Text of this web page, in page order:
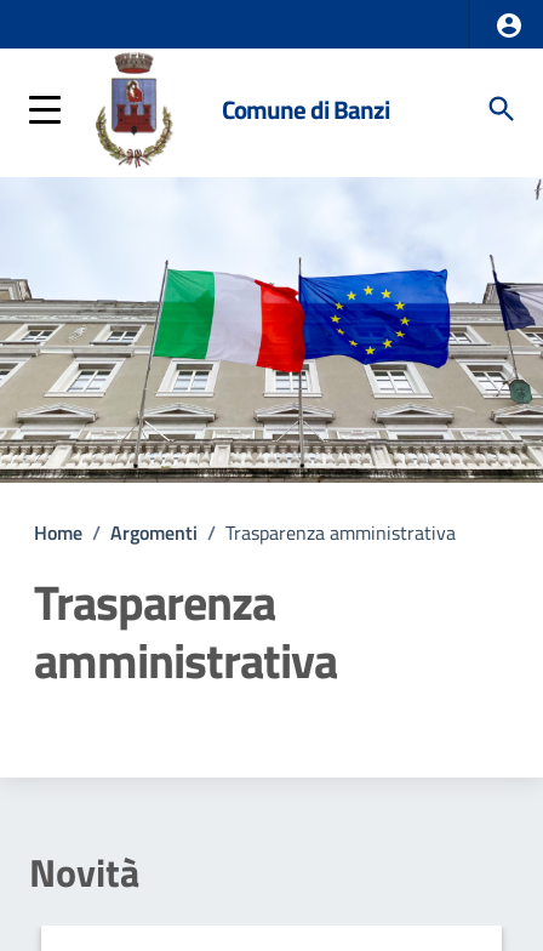
Comune di Banzi
Home / Argomenti / Trasparenza amministrativa
Trasparenza
amministrativa
Novità